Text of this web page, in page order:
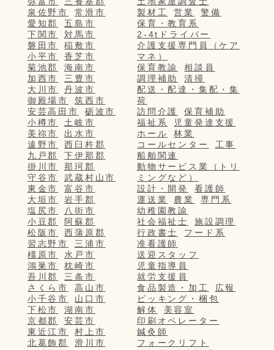
泉佐野市
常滑市
愛知郡
五島市
下関市
対馬市
磐田市
稲敷市
小平市
香芝市
菊池郡
海南市
加西市
三豊市
大川市
丹波市
御殿場市
筑西市
安芸高田市
砺波市
小樽市
土岐市
美祢市
出水市
遠野市
西臼杵郡
九戸郡
下伊那郡
掛川市
那珂郡
守谷市
武蔵村山市
東金市
富谷市
大垣市
岩手郡
塩尻市
八街市
小豆郡
阿蘇郡
松阪市
西蒲原郡
習志野市
三浦市
橿原市
水戸市
鴻巣市
枕崎市
吾川郡
三条市
さくら市
高山市
小千谷市
山口市
下松市
湖南市
京都郡
安芸市
東近江市
村上市
北葛飾郡
滑川市
製材工
営業
警備
保育・教育系
2-4tドライバー
介護支援専門員（ケア
マネ）
保育教諭
相談員
調理補助
清掃
配送・配達・集配・集
荷
訪問介護
保育補助
福祉系
児童発達支援
ホール
林業
コールセンター
工事
船舶関連
動物サービス業（トリ
ミングなど）
設計・開発
看護師
運送業
農業
専門系
幼稚園教諭
社会福祉士
施設調理
行政書士
フード系
准看護師
送迎スタッフ
児童指導員
就労支援員
食品製造・加工
広報
ピッキング・梱包
解体
美容室
印刷オペレーター
鍼灸師
フォークリフト